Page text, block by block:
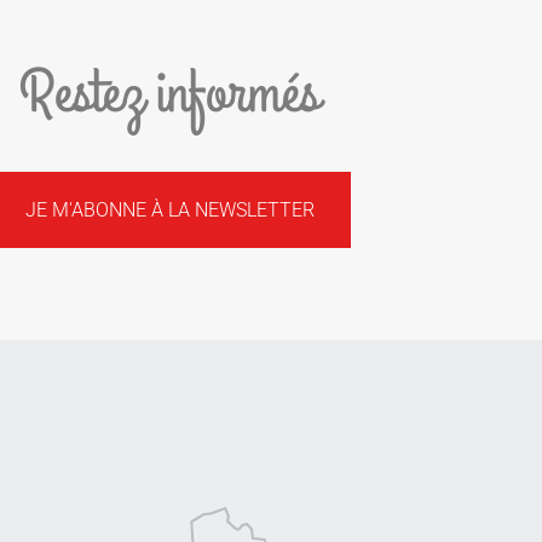
Restez informés
JE M'ABONNE À LA NEWSLETTER